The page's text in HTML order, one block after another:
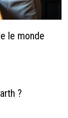
le monde
?